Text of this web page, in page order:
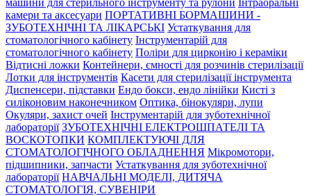
машини для стерильного інструменту та рулони Інтраоральні
камери та аксесуари ПОРТАТИВНІ БОРМАШИНИ -
ЗУБОТЕХНІЧНІ ТА ЛІКАРСЬКІ Устаткування для
стоматологічного кабінету Інструментарій для
стоматологічного кабінету Поліри для цирконію і кераміки
Відтисні ложки Контейнери, ємності для розчинів стерилізації
Лотки для інструментів Касети для стерилізації інструмента
Диспенсери, підставки Ендо бокси, ендо лінійки Кисті з
силіконовим наконечником Оптика, бінокуляри, лупи
Окуляри, захист очей Інструментарій для зуботехнічної
лабораторії ЗУБОТЕХНІЧНІ ЕЛЕКТРОШПАТЕЛІ ТА
ВОСКОТОПКИ КОМПЛЕКТУЮЧІ ДЛЯ
СТОМАТОЛОГІЧНОГО ОБЛАДНЕННЯ Мікромотори,
підшипники, запчасти Устаткування для зуботехнічної
лабораторії НАВЧАЛЬНІ МОДЕЛІ, ДИТЯЧА
СТОМАТОЛОГІЯ, СУВЕНІРИ